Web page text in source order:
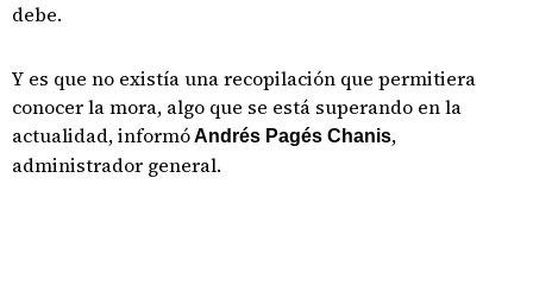
debe.
Y es que no existía una recopilación que permitiera
conocer la mora, algo que se está superando en la
actualidad, informóAndrés Pagés Chanis,
administrador general.